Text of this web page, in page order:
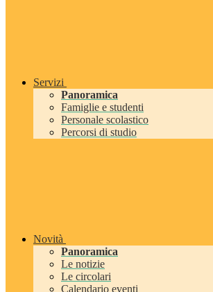
Servizi
Panoramica
Famiglie e studenti
Personale scolastico
Percorsi di studio
Novità
Panoramica
Le notizie
Le circolari
Calendario eventi